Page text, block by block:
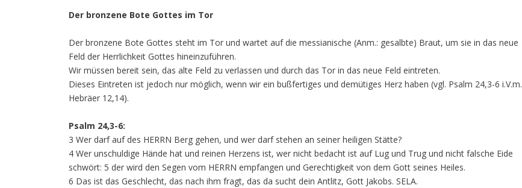
Der bronzene Bote Gottes im Tor
Der bronzene Bote Gottes steht im Tor und wartet auf die messianische (Anm.: gesalbte) Braut, um sie in das neue
Feld der Herrlichkeit Gottes hineinzuführen.
Wir müssen bereit sein, das alte Feld zu verlassen und durch das Tor in das neue Feld eintreten.
Dieses Eintreten ist jedoch nur möglich, wenn wir ein bußfertiges und demütiges Herz haben (vgl. Psalm 24,3-6 i.V.m.
Hebräer 12,14).
Psalm 24,3-6:
3 Wer darf auf des HERRN Berg gehen, und wer darf stehen an seiner heiligen Stätte?
4 Wer unschuldige Hände hat und reinen Herzens ist, wer nicht bedacht ist auf Lug und Trug und nicht falsche Eide
schwört: 5 der wird den Segen vom HERRN empfangen und Gerechtigkeit von dem Gott seines Heiles.
6 Das ist das Geschlecht, das nach ihm fragt, das da sucht dein Antlitz, Gott Jakobs. SELA.